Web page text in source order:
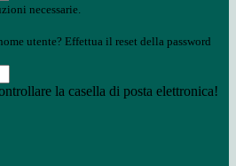
necessarie.
utente? Effettua il reset della password
la casella di posta elettronica!